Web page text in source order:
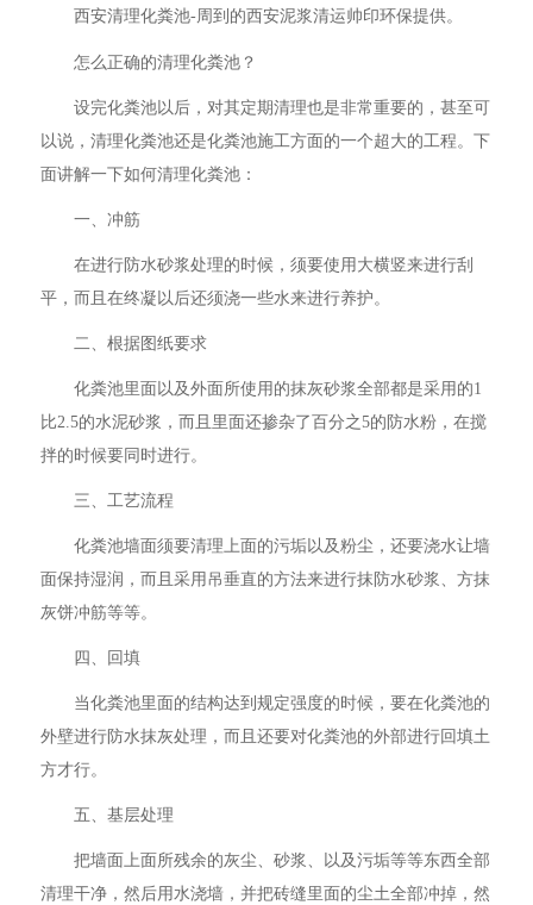
西安清理化粪池-周到的西安泥浆清运帅印环保提供。
怎么正确的清理化粪池？
设完化粪池以后，对其定期清理也是非常重要的，甚至可
以说，清理化粪池还是化粪池施工方面的一个超大的工程。下
面讲解一下如何清理化粪池：
一、冲筋
在进行防水砂浆处理的时候，须要使用大横竖来进行刮
平，而且在终凝以后还须浇一些水来进行养护。
二、根据图纸要求
化粪池里面以及外面所使用的抹灰砂浆全部都是采用的1
比2.5的水泥砂浆，而且里面还掺杂了百分之5的防水粉，在搅
拌的时候要同时进行。
三、工艺流程
化粪池墙面须要清理上面的污垢以及粉尘，还要浇水让墙
面保持湿润，而且采用吊垂直的方法来进行抹防水砂浆、方抹
灰饼冲筋等等。
四、回填
当化粪池里面的结构达到规定强度的时候，要在化粪池的
外壁进行防水抹灰处理，而且还要对化粪池的外部进行回填土
方才行。
五、基层处理
把墙面上面所残余的灰尘、砂浆、以及污垢等等东西全部
清理干净，然后用水浇墙，并把砖缝里面的尘土全部冲掉，然